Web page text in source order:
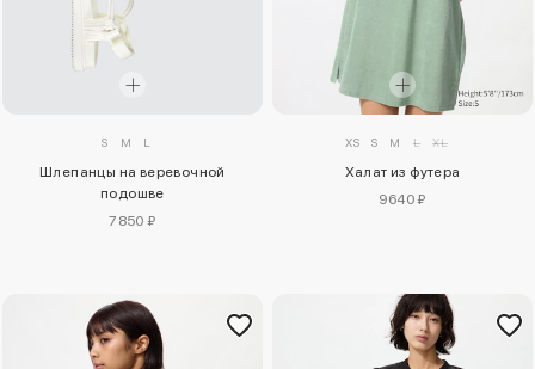
S M L
Шлепанцы на веревочной
подошве
7850 ₽
XS S M L XL
Халат из футера
9640 ₽